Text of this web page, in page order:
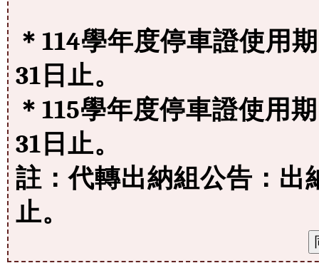
＊114學年度停車證使用
31日止。
＊115學年度停車證使用
31日止。
註：代轉出納組公告：出
止。